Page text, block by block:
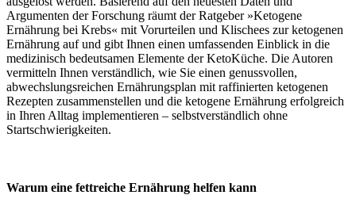
Argumenten der Forschung räumt der Ratgeber »Ketogene
Ernährung bei Krebs« mit Vorurteilen und Klischees zur ketogenen
Ernährung auf und gibt Ihnen einen umfassenden Einblick in die
medizinisch bedeutsamen Elemente der KetoKüche. Die Autoren
vermitteln Ihnen verständlich, wie Sie einen genussvollen,
abwechslungsreichen Ernährungsplan mit raffinierten ketogenen
Rezepten zusammenstellen und die ketogene Ernährung erfolgreich
in Ihren Alltag implementieren – selbstverständlich ohne
Startschwierigkeiten.
Warum eine fettreiche Ernährung helfen kann